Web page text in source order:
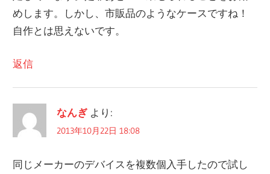
ョ
ン
めします。しかし、市販品のようなケースですね！
自作とは思えないです。
返信
なんぎ より:
2013年10月22日 18:08
同じメーカーのデバイスを複数個入手したので試し